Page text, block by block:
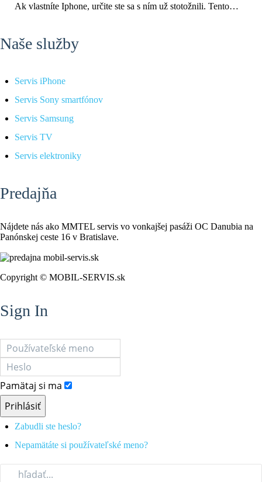
Ak vlastníte Iphone, určite ste sa s ním už stotožnili. Tento…
Naše služby
Servis iPhone
Servis Sony smartfónov
Servis Samsung
Servis TV
Servis elektroniky
Predajňa
Nájdete nás ako MMTEL servis vo vonkajšej pasáži OC Danubia na
Panónskej ceste 16 v Bratislave.
Copyright © MOBIL-SERVIS.sk
Sign In
Pamätaj si ma
Prihlásiť
Zabudli ste heslo?
Nepamätáte si používateľské meno?